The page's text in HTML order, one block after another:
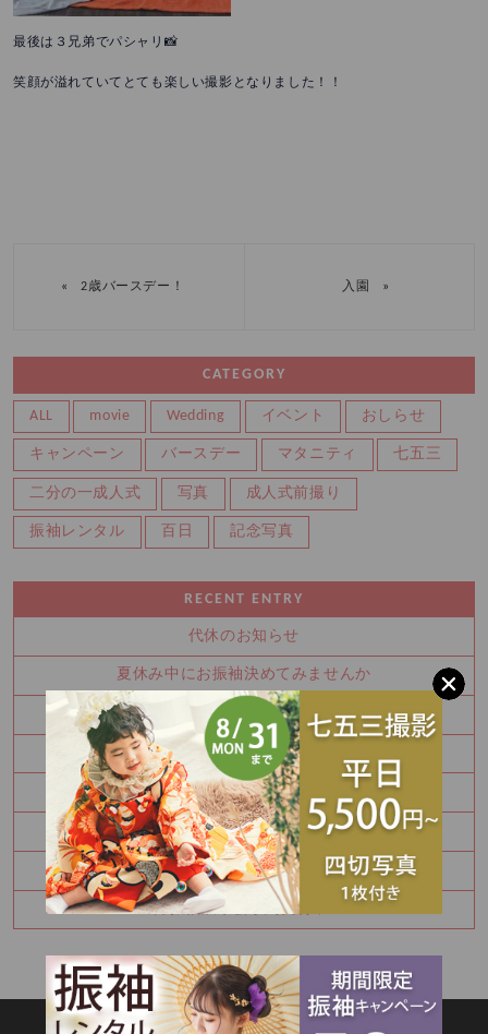
最後は３兄弟でパシャリ📸
笑顔が溢れていてとても楽しい撮影となりました！！
« 2歳バースデー！ 入園 »
CATEGORY
ALL movie Wedding イベント おしらせ
キャンペーン バースデー マタニティ 七五三
二分の一成人式 写真 成人式前撮り
振袖レンタル 百日 記念写真
RECENT ENTRY
代休のお知らせ
夏休み中にお振袖決めてみませんか
8月 夏の特別展示会 ご予約枠残りわずかです！！
Half Birthday‪‪*°♡
8月 振袖特別展示会 ご予約受付中です！！
Happy Birthday🎉
七五三詣りの神社紹介⛩️
8月振袖展示会予約受付中✨